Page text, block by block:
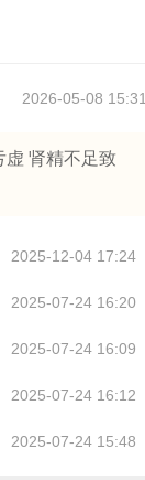
2026-05-08 15:31
虚 肾精不足致
2025-12-04 17:24
2025-07-24 16:20
2025-07-24 16:09
2025-07-24 16:12
2025-07-24 15:48